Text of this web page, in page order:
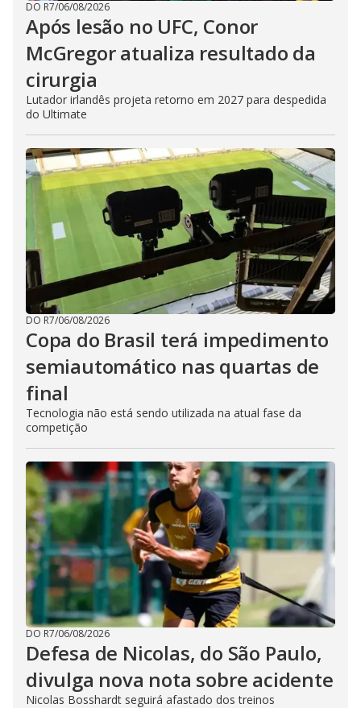
DO R7/06/08/2026
Após lesão no UFC, Conor
McGregor atualiza resultado da
cirurgia
Lutador irlandês projeta retorno em 2027 para despedida
do Ultimate
DO R7/06/08/2026
Copa do Brasil terá impedimento
semiautomático nas quartas de
final
Tecnologia não está sendo utilizada na atual fase da
competição
DO R7/06/08/2026
Defesa de Nicolas, do São Paulo,
divulga nova nota sobre acidente
Nicolas Bosshardt seguirá afastado dos treinos